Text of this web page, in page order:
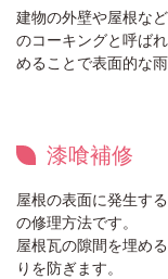
建物の外壁や屋根な
のコーキングと呼ば
めることで表面的な
漆喰補修
屋根の表面に発生す
の修理方法です。
屋根瓦の隙間を埋め
りを防ぎます。